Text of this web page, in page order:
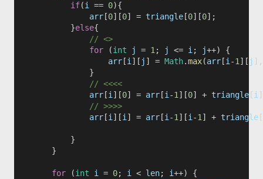
if(i == 0){
arr [0][0] = triangle [0][0];
}else{
// <>
for (int j = 1 ; j <= i ; j++) {
arr [i ][ j ] = Math.max(arr [i -1 ][ j
}
// <<<<
arr [i ][0] = arr [i -1 ][0] + triangle [ i
// >>>>
arr [i ][i ] = arr [i -1 ][i -1 ] + triangle [
}
}
for (int i = 0; i < len; i++) {